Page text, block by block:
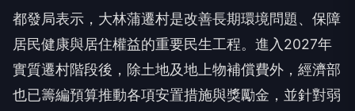
都發局表示，大林蒲遷村是改善長期環境問題、保障
居民健康與居住權益的重要民生工程。進入2027年
實質遷村階段後，除土地及地上物補償費外，經濟部
也已籌編預算推動各項安置措施與獎勵金，並針對弱